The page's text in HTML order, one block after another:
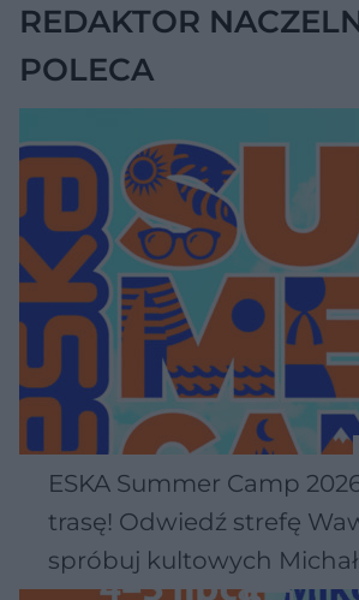
REDAKTOR
POLECA
ESKA Summer Camp
trasę! Odwiedź strefę
spróbuj kultowych